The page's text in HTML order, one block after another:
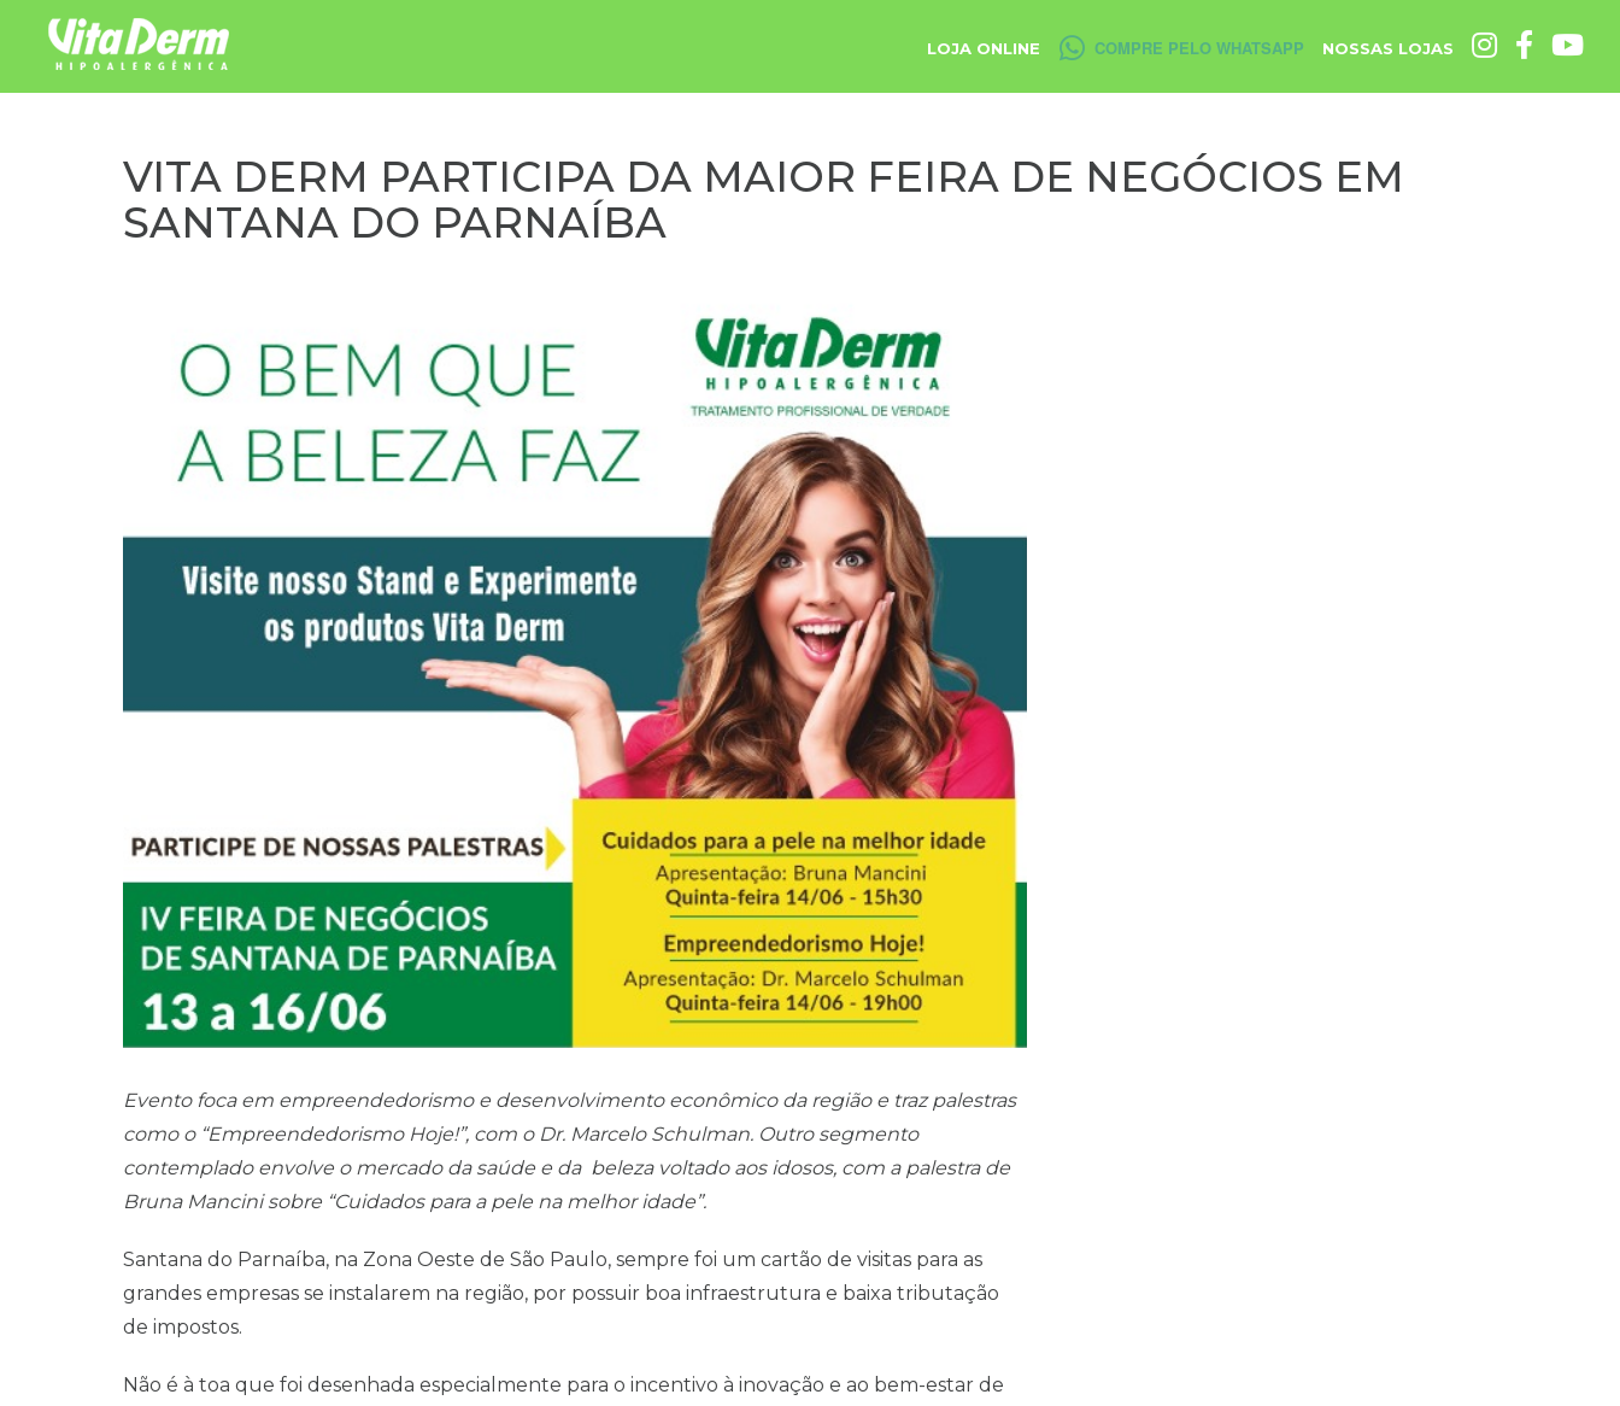
LOJA ONLINE COMPRE PELO WHATSAPP NOSSAS LOJAS
VITA DERM PARTICIPA DA MAIOR FEIRA DE NEGÓCIOS EM
SANTANA DO PARNAÍBA
Evento foca em empreendedorismo e desenvolvimento econômico da região e traz palestras
como o “Empreendedorismo Hoje!”, com o Dr. Marcelo Schulman. Outro segmento
contemplado envolve o mercado da saúde e da beleza voltado aos idosos, com a palestra de
Bruna Mancini sobre “Cuidados para a pele na melhor idade”.
Santana do Parnaíba, na Zona Oeste de São Paulo, sempre foi um cartão de visitas para as
grandes empresas se instalarem na região, por possuir boa infraestrutura e baixa tributação
de impostos.
Não é à toa que foi desenhada especialmente para o incentivo à inovação e ao bem-estar de